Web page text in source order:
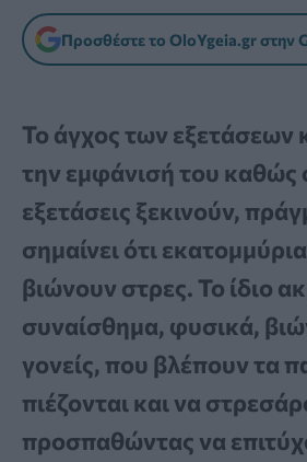
Προσθέστε το OloYgeia.gr στην
Το άγχος των εξετάσεων
την εμφάνισή του καθώς
εξετάσεις ξεκινούν,
σημαίνει ότι
βιώνουν στρες. Το ίδιο
συναίσθημα, φυσικά,
γονείς, που βλέπουν τα
πιέζονται και να
προσπαθώντας να